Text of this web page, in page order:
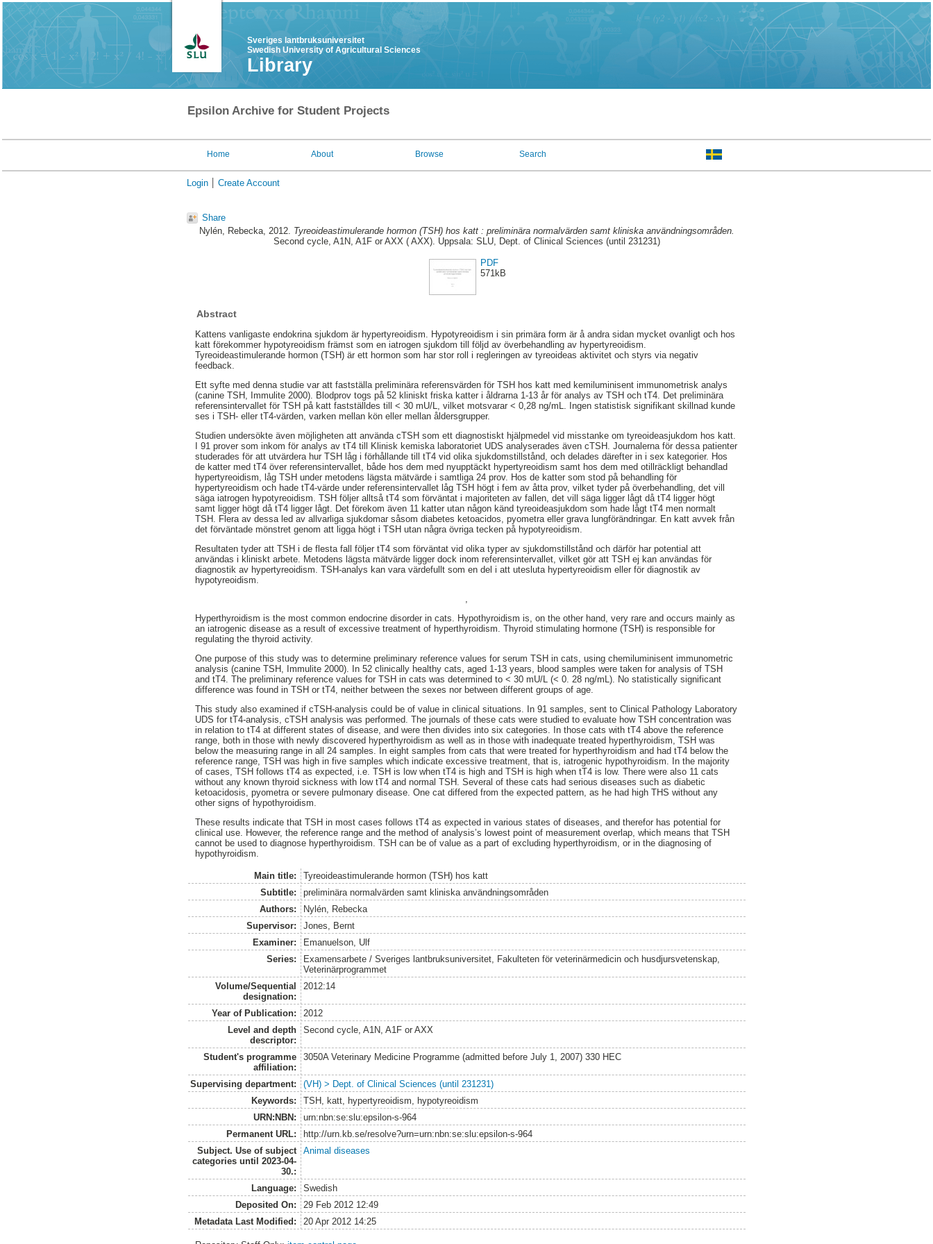
Sveriges lantbruksuniversitet
Swedish University of Agricultural Sciences
Library
Epsilon Archive for Student Projects
Home About Browse Search
Login Create Account
Share
Nylén, Rebecka, 2012. Tyreoideastimulerande hormon (TSH) hos katt : preliminära normalvärden samt kliniska användningsområden.
Second cycle, A1N, A1F or AXX ( AXX). Uppsala: SLU, Dept. of Clinical Sciences (until 231231)
PDF
571kB
Abstract
Kattens vanligaste endokrina sjukdom är hypertyreoidism. Hypotyreoidism i sin primära form är å andra sidan mycket ovanligt och hos
katt förekommer hypotyreoidism främst som en iatrogen sjukdom till följd av överbehandling av hypertyreoidism.
Tyreoideastimulerande hormon (TSH) är ett hormon som har stor roll i regleringen av tyreoideas aktivitet och styrs via negativ
feedback.
Ett syfte med denna studie var att fastställa preliminära referensvärden för TSH hos katt med kemiluminisent immunometrisk analys
(canine TSH, Immulite 2000). Blodprov togs på 52 kliniskt friska katter i åldrarna 1-13 år för analys av TSH och tT4. Det preliminära
referensintervallet för TSH på katt fastställdes till < 30 mU/L, vilket motsvarar < 0,28 ng/mL. Ingen statistisk signifikant skillnad kunde
ses i TSH- eller tT4-värden, varken mellan kön eller mellan åldersgrupper.
Studien undersökte även möjligheten att använda cTSH som ett diagnostiskt hjälpmedel vid misstanke om tyreoideasjukdom hos katt.
I 91 prover som inkom för analys av tT4 till Klinisk kemiska laboratoriet UDS analyserades även cTSH. Journalerna för dessa patienter
studerades för att utvärdera hur TSH låg i förhållande till tT4 vid olika sjukdomstillstånd, och delades därefter in i sex kategorier. Hos
de katter med tT4 över referensintervallet, både hos dem med nyupptäckt hypertyreoidism samt hos dem med otillräckligt behandlad
hypertyreoidism, låg TSH under metodens lägsta mätvärde i samtliga 24 prov. Hos de katter som stod på behandling för
hypertyreoidism och hade tT4-värde under referensintervallet låg TSH högt i fem av åtta prov, vilket tyder på överbehandling, det vill
säga iatrogen hypotyreoidism. TSH följer alltså tT4 som förväntat i majoriteten av fallen, det vill säga ligger lågt då tT4 ligger högt
samt ligger högt då tT4 ligger lågt. Det förekom även 11 katter utan någon känd tyreoideasjukdom som hade lågt tT4 men normalt
TSH. Flera av dessa led av allvarliga sjukdomar såsom diabetes ketoacidos, pyometra eller grava lungförändringar. En katt avvek från
det förväntade mönstret genom att ligga högt i TSH utan några övriga tecken på hypotyreoidism.
Resultaten tyder att TSH i de flesta fall följer tT4 som förväntat vid olika typer av sjukdomstillstånd och därför har potential att
användas i kliniskt arbete. Metodens lägsta mätvärde ligger dock inom referensintervallet, vilket gör att TSH ej kan användas för
diagnostik av hypertyreoidism. TSH-analys kan vara värdefullt som en del i att utesluta hypertyreoidism eller för diagnostik av
hypotyreoidism.
,
Hyperthyroidism is the most common endocrine disorder in cats. Hypothyroidism is, on the other hand, very rare and occurs mainly as
an iatrogenic disease as a result of excessive treatment of hyperthyroidism. Thyroid stimulating hormone (TSH) is responsible for
regulating the thyroid activity.
One purpose of this study was to determine preliminary reference values for serum TSH in cats, using chemiluminisent immunometric
analysis (canine TSH, Immulite 2000). In 52 clinically healthy cats, aged 1-13 years, blood samples were taken for analysis of TSH
and tT4. The preliminary reference values for TSH in cats was determined to < 30 mU/L (< 0. 28 ng/mL). No statistically significant
difference was found in TSH or tT4, neither between the sexes nor between different groups of age.
This study also examined if cTSH-analysis could be of value in clinical situations. In 91 samples, sent to Clinical Pathology Laboratory
UDS for tT4-analysis, cTSH analysis was performed. The journals of these cats were studied to evaluate how TSH concentration was
in relation to tT4 at different states of disease, and were then divides into six categories. In those cats with tT4 above the reference
range, both in those with newly discovered hyperthyroidism as well as in those with inadequate treated hyperthyroidism, TSH was
below the measuring range in all 24 samples. In eight samples from cats that were treated for hyperthyroidism and had tT4 below the
reference range, TSH was high in five samples which indicate excessive treatment, that is, iatrogenic hypothyroidism. In the majority
of cases, TSH follows tT4 as expected, i.e. TSH is low when tT4 is high and TSH is high when tT4 is low. There were also 11 cats
without any known thyroid sickness with low tT4 and normal TSH. Several of these cats had serious diseases such as diabetic
ketoacidosis, pyometra or severe pulmonary disease. One cat differed from the expected pattern, as he had high THS without any
other signs of hypothyroidism.
These results indicate that TSH in most cases follows tT4 as expected in various states of diseases, and therefor has potential for
clinical use. However, the reference range and the method of analysis’s lowest point of measurement overlap, which means that TSH
cannot be used to diagnose hyperthyroidism. TSH can be of value as a part of excluding hyperthyroidism, or in the diagnosing of
hypothyroidism.
Main title:
Tyreoideastimulerande hormon (TSH) hos katt
Subtitle:
preliminära normalvärden samt kliniska användningsområden
Authors:
Nylén, Rebecka
Supervisor:
Jones, Bernt
Examiner:
Emanuelson, Ulf
Series:
Examensarbete / Sveriges lantbruksuniversitet, Fakulteten för veterinärmedicin och husdjursvetenskap,
Veterinärprogrammet
Volume/Sequential
designation:
2012:14
Year of Publication:
2012
Level and depth
descriptor:
Second cycle, A1N, A1F or AXX
Student's programme
affiliation:
3050A Veterinary Medicine Programme (admitted before July 1, 2007) 330 HEC
Supervising department:
(VH) > Dept. of Clinical Sciences (until 231231)
Keywords:
TSH, katt, hypertyreoidism, hypotyreoidism
URN:NBN:
urn:nbn:se:slu:epsilon-s-964
Permanent URL:
http://urn.kb.se/resolve?urn=urn:nbn:se:slu:epsilon-s-964
Subject. Use of subject
categories until 2023-04-
30.:
Animal diseases
Language:
Swedish
Deposited On:
29 Feb 2012 12:49
Metadata Last Modified:
20 Apr 2012 14:25